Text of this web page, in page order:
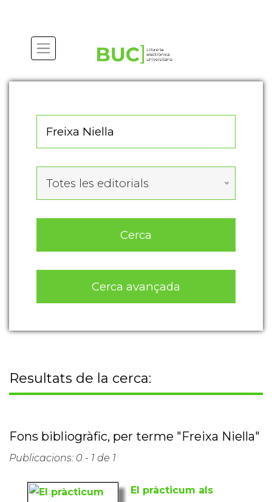
Totes les editorials
Cerca
Cerca avançada
Resultats de la cerca:
Fons bibliogràfic, per terme "Freixa Niella"
Publicacions: 0 - 1 de 1
El pràcticum als